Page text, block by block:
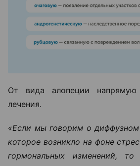
От вида алопеции напрямую
лечения.
«Если мы говорим о
которое возникло на фоне
гормональных изменений, то